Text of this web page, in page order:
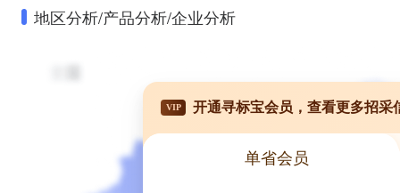
地区分析/产品分析/企业分析
VIP 开通寻标宝会员，查看更多招采
单省会员